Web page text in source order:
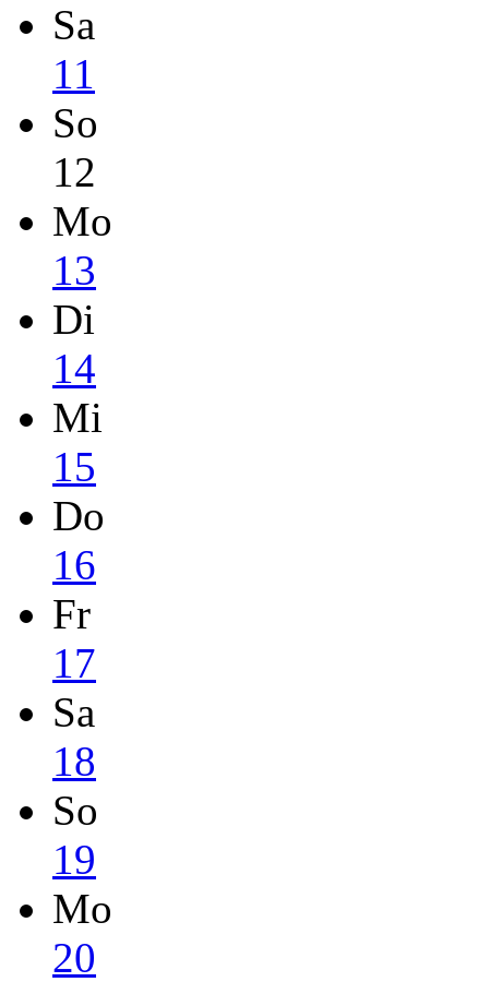
Sa
11
So
12
Mo
13
Di
14
Mi
15
Do
16
Fr
17
Sa
18
So
19
Mo
20